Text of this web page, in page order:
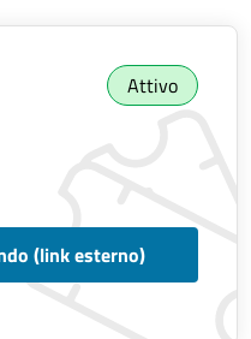
Attivo
(link esterno)